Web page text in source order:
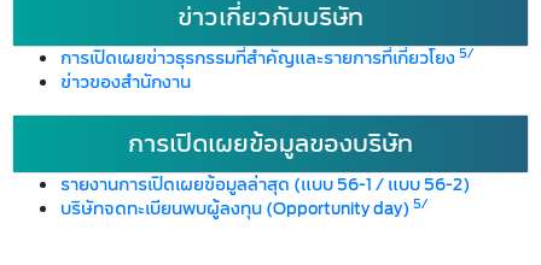
ข่าวเกี่ยวกับบริษัท
การเปิดเผยข่าวธุรกรรมที่สำคัญและรายการที่เกี่ยวโยง5/
ข่าวของสำนักงาน
การเปิดเผยข้อมูลของบริษัท
รายงานการเปิดเผยข้อมูลล่าสุด (แบบ 56-1 / แบบ 56-2)
บริษัทจดทะเบียนพบผู้ลงทุน (Opportunity day) 5/